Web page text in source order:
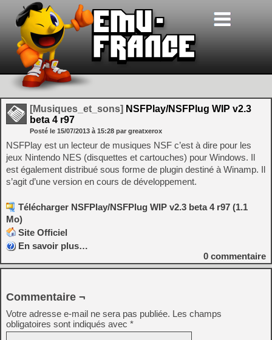
[Musiques_et_sons] NSFPlay/NSFPlug WIP v2.3
beta 4 r97
Posté le 15/07/2013 à 15:28 par greatxerox
NSFPlay est un lecteur de musiques NSF c’est à dire pour les
jeux Nintendo NES (disquettes et cartouches) pour Windows. Il
est également distribué sous forme de plugin destiné à Winamp. Il
s’agit d’une version en cours de développement.
Télécharger NSFPlay/NSFPlug WIP v2.3 beta 4 r97 (1.1
Mo)
Site Officiel
En savoir plus…
0 commentaire
Commentaire ¬
Votre adresse e-mail ne sera pas publiée. Les champs
obligatoires sont indiqués avec *